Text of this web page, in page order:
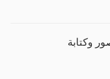
وكتابة